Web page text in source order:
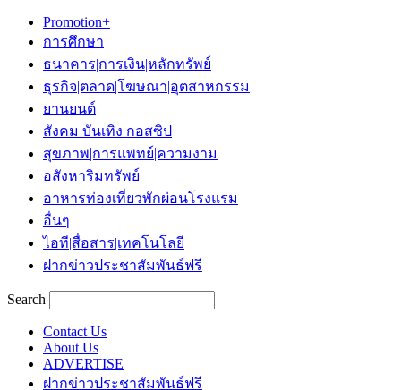
Promotion+
การศึกษา
ธนาคาร|การเงิน|หลักทรัพย์
ธุรกิจ|ตลาด|โฆษณา|อุตสาหกรรม
ยานยนต์
สังคม บันเทิง กอสซิป
สุขภาพ|การแพทย์|ความงาม
อสังหาริมทรัพย์
อาหารท่องเที่ยวพักผ่อนโรงแรม
อื่นๆ
ไอที|สื่อสาร|เทคโนโลยี
ฝากข่าวประชาสัมพันธ์ฟรี
Search
Contact Us
About Us
ADVERTISE
ฝากข่าวประชาสัมพันธ์ฟรี